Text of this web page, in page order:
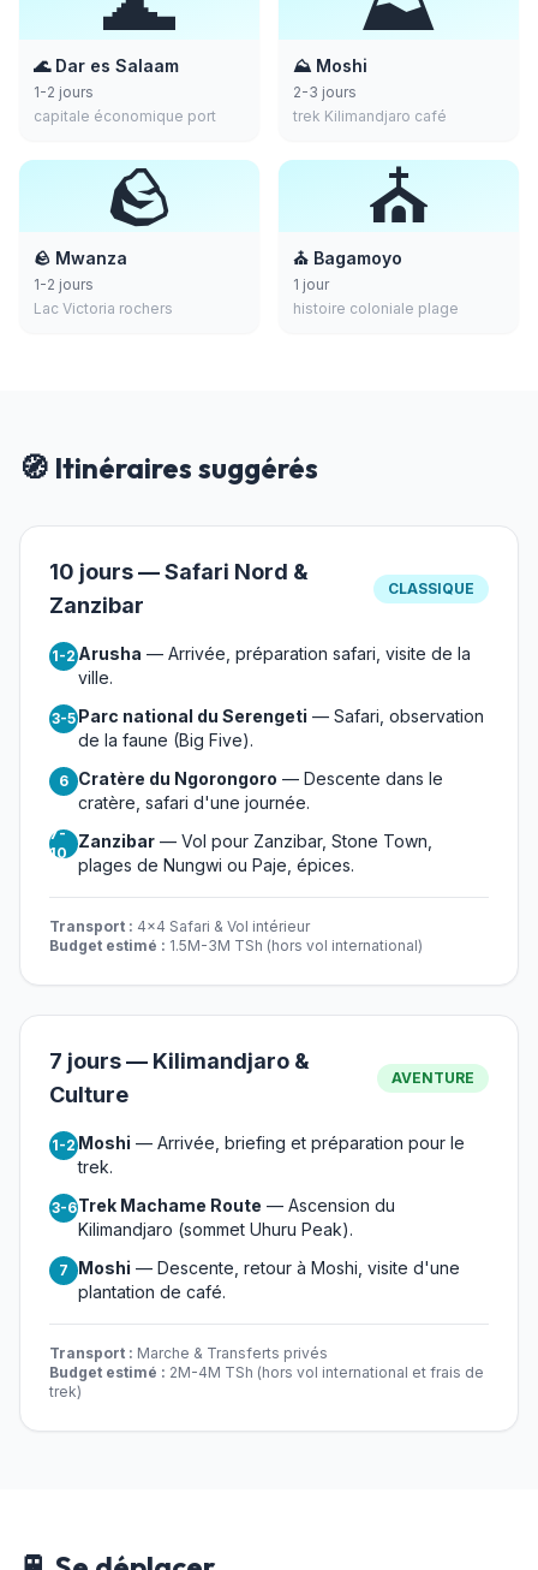
🌊 Dar es Salaam
1-2 jours
capitale économique port
⛰️ Moshi
2-3 jours
trek Kilimandjaro café
🪨
🪨 Mwanza
1-2 jours
Lac Victoria rochers
⛪
⛪ Bagamoyo
1 jour
histoire coloniale plage
🧭 Itinéraires suggérés
10 jours — Safari Nord &
Zanzibar
CLASSIQUE
1-2 Arusha — Arrivée, préparation safari, visite de la
ville.
3-5 Parc national du Serengeti — Safari, observation
de la faune (Big Five).
6 Cratère du Ngorongoro — Descente dans le
cratère, safari d'une journée.
7-
10
Zanzibar — Vol pour Zanzibar, Stone Town,
plages de Nungwi ou Paje, épices.
Transport : 4x4 Safari & Vol intérieur
Budget estimé : 1.5M-3M TSh (hors vol international)
7 jours — Kilimandjaro &
Culture
AVENTURE
1-2 Moshi — Arrivée, briefing et préparation pour le
trek.
3-6Trek Machame Route — Ascension du
Kilimandjaro (sommet Uhuru Peak).
7 Moshi — Descente, retour à Moshi, visite d'une
plantation de café.
Transport : Marche & Transferts privés
Budget estimé : 2M-4M TSh (hors vol international et frais de
trek)